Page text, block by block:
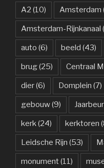
A2 (10) Amsterdam
Amsterdam-Rijnkanaal
auto (6) beeld (43)
brug(25) Centraal
dier(6) Domplein (7)
gebouw(9)
kerk(24) kerktoren
Leidsche Rijn (53)
monument(11)